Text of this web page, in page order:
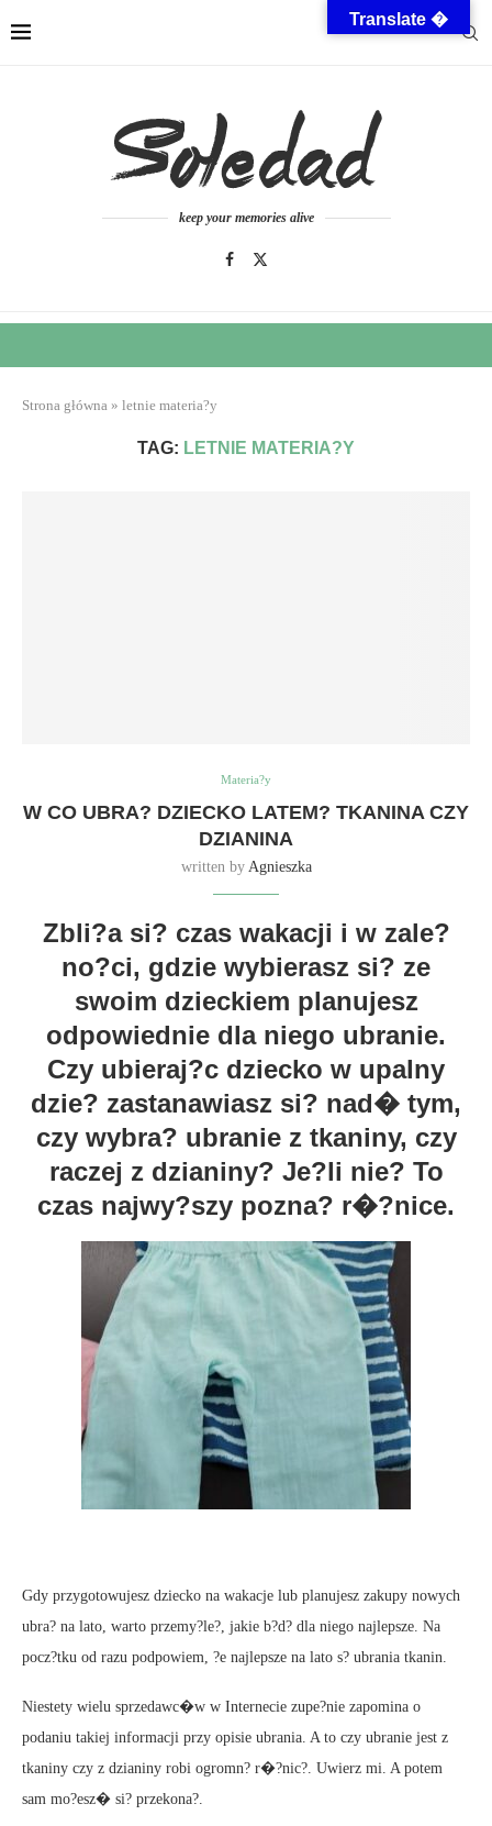
keep your memories alive
Strona główna » letnie materia?y
TAG: LETNIE MATERIA?Y
Materia?y
W CO UBRA? DZIECKO LATEM? TKANINA CZY
DZIANINA
written by Agnieszka
Zbli?a si? czas wakacji i w zale?
no?ci, gdzie wybierasz si? ze
swoim dzieckiem planujesz
odpowiednie dla niego ubranie.
Czy ubieraj?c dziecko w upalny
dzie? zastanawiasz si? nad� tym,
czy wybra? ubranie z tkaniny, czy
raczej z dzianiny? Je?li nie? To
czas najwy?szy pozna? r�?nice.
Gdy przygotowujesz dziecko na wakacje lub planujesz zakupy nowych
ubra? na lato, warto przemy?le?, jakie b?d? dla niego najlepsze. Na
pocz?tku od razu podpowiem, ?e najlepsze na lato s? ubrania tkanin.
Niestety wielu sprzedawc�w w Internecie zupe?nie zapomina o
podaniu takiej informacji przy opisie ubrania. A to czy ubranie jest z
tkaniny czy z dzianiny robi ogromn? r�?nic?. Uwierz mi. A potem
sam mo?esz� si? przekona?.
Translate �